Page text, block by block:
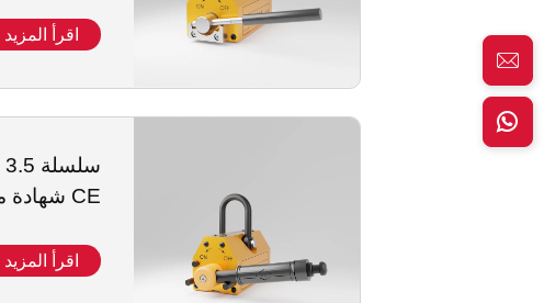
اقرأ المزيد
CE شهادة ما
اقرأ المزيد